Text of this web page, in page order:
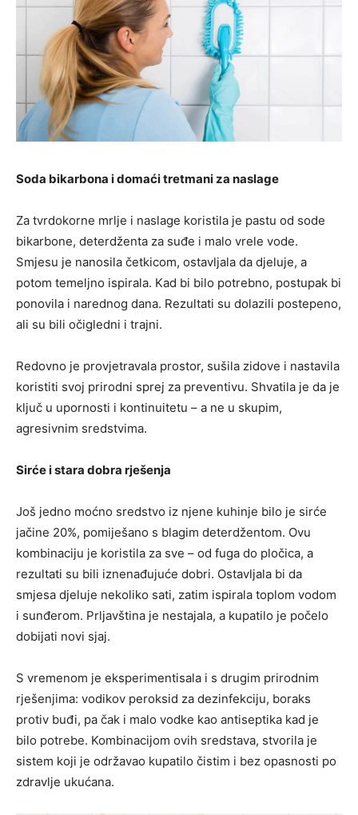
Soda bikarbona i domaći tretmani za naslage
Za tvrdokorne mrlje i naslage koristila je pastu od sode
bikarbone, deterdženta za suđe i malo vrele vode.
Smjesu je nanosila četkicom, ostavljala da djeluje, a
potom temeljno ispirala. Kad bi bilo potrebno, postupak bi
ponovila i narednog dana. Rezultati su dolazili postepeno,
ali su bili očigledni i trajni.
Redovno je provjetravala prostor, sušila zidove i nastavila
koristiti svoj prirodni sprej za preventivu. Shvatila je da je
ključ u upornosti i kontinuitetu – a ne u skupim,
agresivnim sredstvima.
Sirće i stara dobra rješenja
Još jedno moćno sredstvo iz njene kuhinje bilo je sirće
jačine 20%, pomiješano s blagim deterdžentom. Ovu
kombinaciju je koristila za sve – od fuga do pločica, a
rezultati su bili iznenađujuće dobri. Ostavljala bi da
smjesa djeluje nekoliko sati, zatim ispirala toplom vodom
i sunđerom. Prljavština je nestajala, a kupatilo je počelo
dobijati novi sjaj.
S vremenom je eksperimentisala i s drugim prirodnim
rješenjima: vodikov peroksid za dezinfekciju, boraks
protiv buđi, pa čak i malo vodke kao antiseptika kad je
bilo potrebe. Kombinacijom ovih sredstava, stvorila je
sistem koji je održavao kupatilo čistim i bez opasnosti po
zdravlje ukućana.